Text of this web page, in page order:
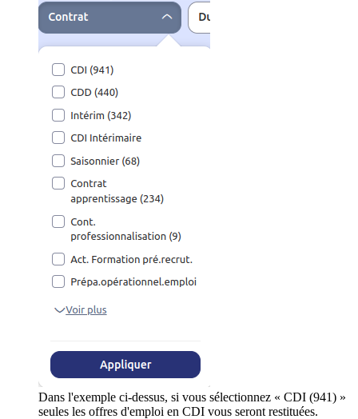
Dans l'exemple ci-dessus, si vous sélectionnez « CDI (941) »
seules les offres d'emploi en CDI vous seront restituées.